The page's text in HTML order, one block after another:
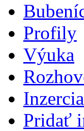
Profily
Výuka
Inzercia
Pridať